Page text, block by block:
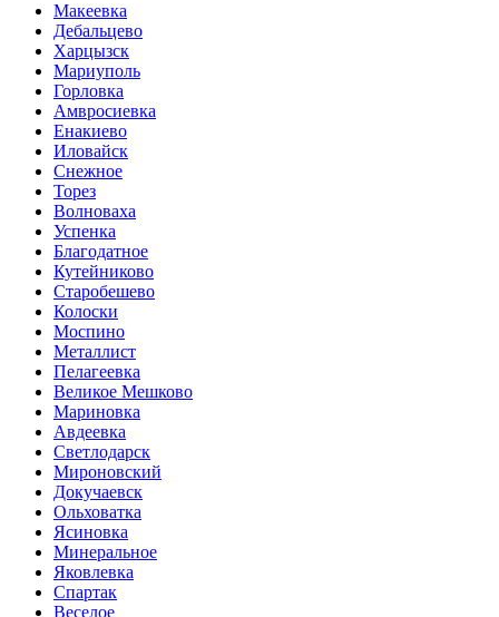
Макеевка
Дебальцево
Харцызск
Мариуполь
Горловка
Амвросиевка
Енакиево
Иловайск
Снежное
Торез
Волноваха
Успенка
Благодатное
Кутейниково
Старобешево
Колоски
Моспино
Металлист
Пелагеевка
Великое Мешково
Мариновка
Авдеевка
Светлодарск
Мироновский
Докучаевск
Ольховатка
Ясиновка
Минеральное
Яковлевка
Спартак
Веселое